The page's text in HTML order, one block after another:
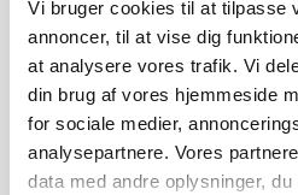
Vi bruger cookies til at tilpasse
annoncer, til at vise dig
at analysere vores trafik. Vi
din brug af vores hjemmeside
for sociale medier,
analysepartnere. Vores
data med andre oplysninger,
Elektrisk nummer Størrelse
6438176124437 5G2,5 250
6438176124420 5G2,5 50